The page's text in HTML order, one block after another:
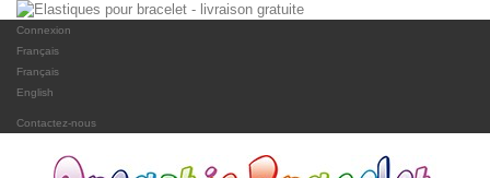
Connexion
Français
Français
English
Contactez-nous